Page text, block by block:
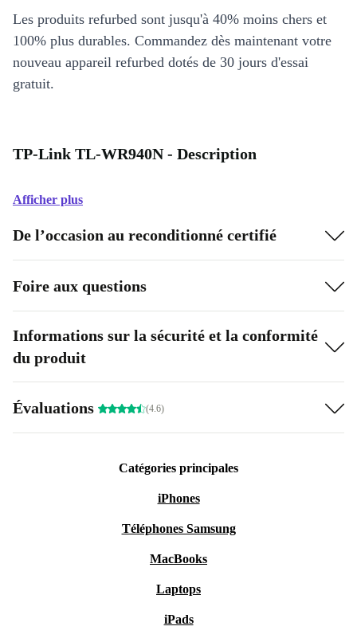
Les produits refurbed sont jusqu'à 40% moins chers et
100% plus durables. Commandez dès maintenant votre
nouveau appareil refurbed dotés de 30 jours d'essai
gratuit.
TP-Link TL-WR940N - Description
Afficher plus
De l’occasion au reconditionné certifié
Foire aux questions
Informations sur la sécurité et la conformité
du produit
Évaluations (4.6)
Catégories principales
iPhones
Téléphones Samsung
MacBooks
Laptops
iPads